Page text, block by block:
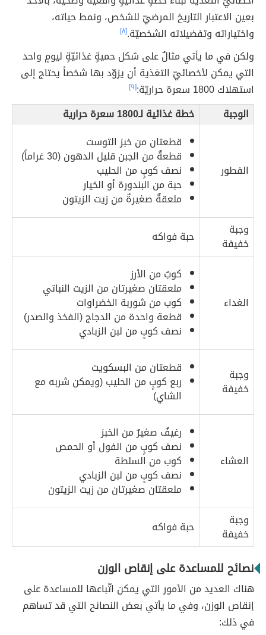
بعين الاعتبار التاريخ المرضيّ للشخص، ونمط حياته،
واختياراته وتفضيلاته الشخصيّة.[٨]
ولكن في ما يأتي مثالٌ على شكل حميةٍ غذائيّةٍ ليومٍ واحد
التي يمكن لأخصائيّ التغذية أن يزوّد بها شخصاً يحتاج إلى
استهلاك 1800 سعرة حراريّة:
[٩]
الوجبة خطة غذائية لـ1800 سعرة حرارية
الفطور
قطعتان من خبز التوست
قطعةٌ من الجبن قليل الدهون (30 غراماً)
نصف كوبٍ من الحليب
حبة من البندورة أو الخيار
ملعقةٌ صغيرةٌ من زيت الزيتون
وجبة
خفيفة حبة فواكه
الغداء
كوبٌ من الأرز
ملعقتان صغيرتان من الزيت النباتي
كوب من شوربة الخضراوات
قطعة واحدة من الدجاج (الفخذ والصدر)
نصف كوبٍ من لبن الزبادي
وجبة
خفيفة
قطعتان من البسكويت
ربع كوبٍ من الحليب (ويمكن شربه مع
الشاي)
العشاء
رغيفٌ صغيرٌ من الخبز
نصف كوبٍ من الفول أو الحمص
كوب من السلطة
نصف كوبٍ من لبن الزبادي
ملعقتان صغيرتان من زيت الزيتون
وجبة
خفيفة حبة فواكه
نصائح للمساعدة على إنقاص الوزن
هناك العديد من الأمور التي يمكن اتّباعها للمساعدة على
إنقاص الوزن، وفي ما يأتي بعض النصائح التي قد تساهم
في ذلك: